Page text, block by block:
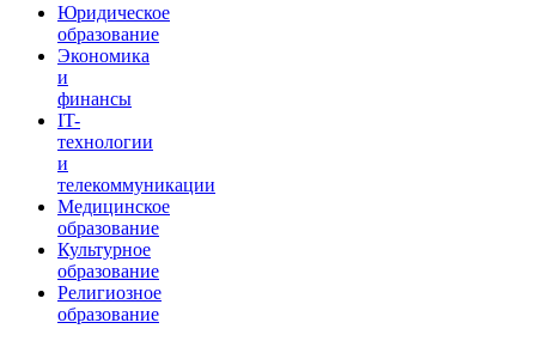
Юридическое
образование
Экономика
и
финансы
IT-
технологии
и
телекоммуникации
Медицинское
образование
Культурное
образование
Религиозное
образование